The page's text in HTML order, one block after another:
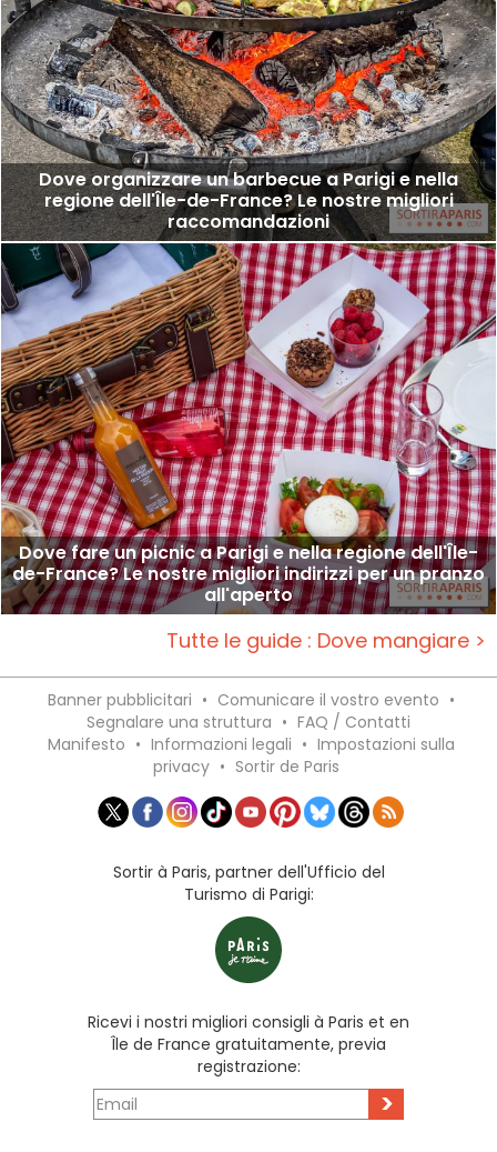
Dove organizzare un barbecue a Parigi e nella
regione dell'Île-de-France? Le nostre migliori
raccomandazioni
Dove fare un picnic a Parigi e nella regione dell'Île-
de-France? Le nostre migliori indirizzi per un pranzo
all'aperto
Tutte le guide : Dove mangiare >
Banner pubblicitari • Comunicare il vostro evento •
Segnalare una struttura • FAQ / Contatti
Manifesto • Informazioni legali • Impostazioni sulla
privacy • Sortir de Paris
Sortir à Paris, partner dell'Ufficio del
Turismo di Parigi:
Ricevi i nostri migliori consigli à Paris et en
Île de France gratuitamente, previa
registrazione:
>